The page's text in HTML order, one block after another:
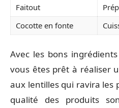
Faitout
Cocotte en fonte
Avec les bons
vous êtes prêt à réaliser
aux lentilles qui ravira les
qualité des produits